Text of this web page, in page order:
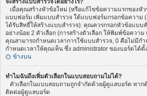
จะสร้างแบบสำรวจได้อย่างไร?
เมื่อคุณสร้างหัวข้อใหม่ (หรือแก้ไขข้อความแรกของหั
แบบฟอร์ม เพิ่มแบบสำรวจ ใต้แบบฟอร์มกรอกข้อควา
ได้รับสิทธิ์ให้สร้างแบบสำรวจ). คุณควรกรอกหัวข้อแบบส
อย่างน้อย 2 ตัวเลือก (การสร้างตัวเลือก ให้พิมพ์ข้อควา
คุณสามารถกำหนดเวลาการใช้แบบสำรวจ, 0 คือไม่มีกำ
กำหนดเวลาให้คุณเห็น ซึ่ง administrator ของบอร์ดได้ตั้
ข้างบน
ทำไมฉันถึงเพิ่มตัวเลือกในแบบสอบถามไม่ได้?
ตัวเลือกในแบบสอบถามถูกจำกัดด้วยผู้ดูแลบอร์ด หาก
ติดต่อผู้ดูแลบอร์ด